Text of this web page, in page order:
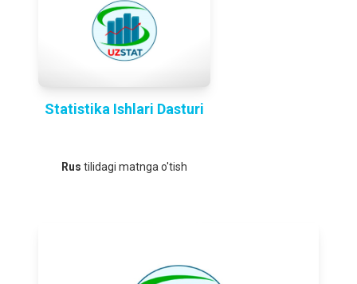
Statistika Ishlari Dasturi
Rus tilidagi matnga o'tish